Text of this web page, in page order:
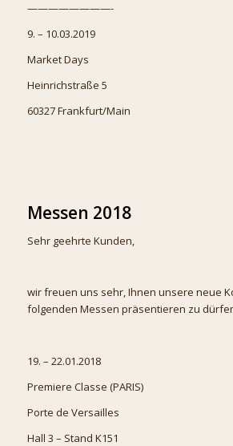
————————-
9. – 10.03.2019
Market Days
Heinrichstraße 5
60327 Frankfurt/Main
Messen 2018
Sehr geehrte Kunden,
wir freuen uns sehr, Ihnen unsere neue
folgenden Messen präsentieren zu
19. – 22.01.2018
Premiere Classe (PARIS)
Porte de Versailles
Hall 3 – Stand K151